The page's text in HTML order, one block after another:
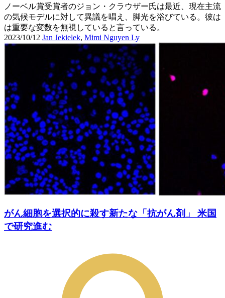
ノーベル賞受賞者のジョン・クラウザー氏は最近、現在主流
の気候モデルに対して異議を唱え、脚光を浴びている。彼は
は重要な変数を無視していると言っている。
2023/10/12 Jan Jekielek, Mimi Nguyen Ly
がん細胞を選択的に殺す新たな「抗がん剤」 米国
で研究進む